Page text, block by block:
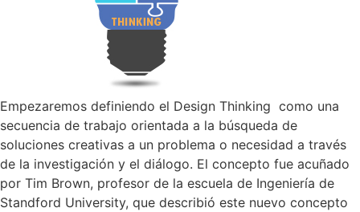
Empezaremos definiendo el Design Thinking como una
secuencia de trabajo orientada a la búsqueda de
soluciones creativas a un problema o necesidad a través
de la investigación y el diálogo. El concepto fue acuñado
por Tim Brown, profesor de la escuela de Ingeniería de
Standford University, que describió este nuevo concepto